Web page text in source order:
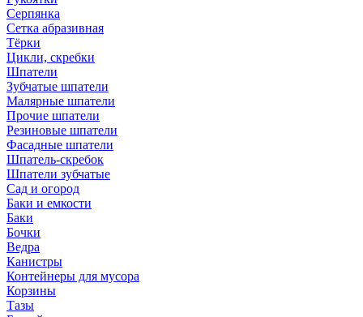
Серпянка
Сетка абразивная
Тёрки
Цикли, скребки
Шпатели
Зубчатые шпатели
Малярные шпатели
Прочие шпатели
Резиновые шпатели
Фасадные шпатели
Шпатель-скребок
Шпатели зубчатые
Сад и огород
Баки и емкости
Баки
Бочки
Ведра
Канистры
Контейнеры для мусора
Корзины
Тазы